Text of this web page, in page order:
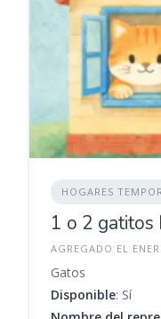
HOGARES
1 o 2 gatitos
AGREGADO EL
Gatos
Disponible: Sí